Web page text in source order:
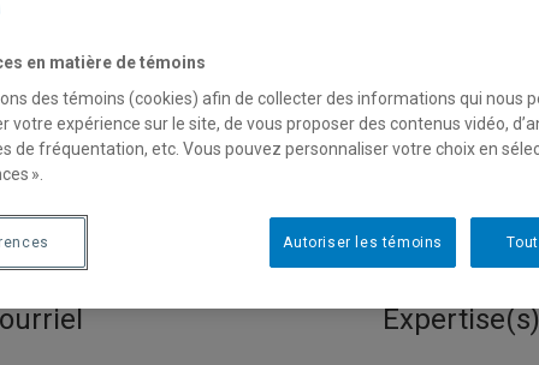
Liste des professeures et professeurs par
« Formation pratique
Expertise(s)
en matière de témoins
des témoins (cookies) afin de collecter des informations qui nous
votre expérience sur le site, de vous proposer des contenus vidéo,
de fréquentation, etc. Vous pouvez personnaliser votre choix en
».
Autoriser les témoins